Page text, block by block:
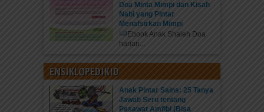
Doa Minta Mimpi dan Kisah
Nabi yang Pintar
Menafsirkan Mimpi
Ebook Anak Shaleh Doa
harian...
ENSIKLOPEDIKID
Anak Pintar Sains: 25 Tanya
Jawab Seru tentang
Pesawat Amfibi (Bisa